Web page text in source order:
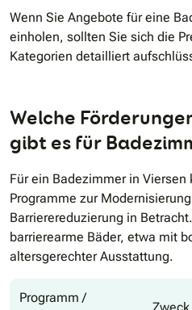
Wenn Sie Angebote für eine
einholen, sollten Sie sich die
Kategorien detailliert
Welche
gibt es für
Für ein Badezimmer in Viersen
Programme zur
Barrierereduzierung in
barrierearme Bäder, etwa mit
altersgerechter Ausstattung.
Programm /